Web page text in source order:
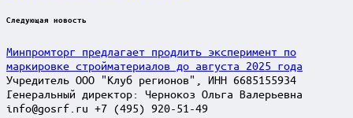
Следующая новость
Минпромторг предлагает продлить эксперимент по
маркировке стройматериалов до августа 2025 года
Учредитель ООО "Клуб регионов", ИНН 6685155934
Генеральный директор: Чернокоз Ольга Валерьевна
info@gosrf.ru +7 (495) 920-51-49